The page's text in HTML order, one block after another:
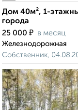
Дом 40м², 1-
города
25 000 ₽ в месяц
Железнодорожная
Собственник,